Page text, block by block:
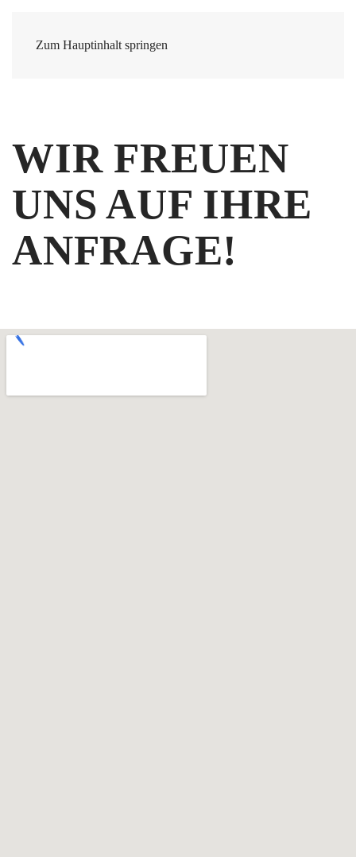
Zum Hauptinhalt springen
WIR FREUEN
UNS AUF IHRE
ANFRAGE!